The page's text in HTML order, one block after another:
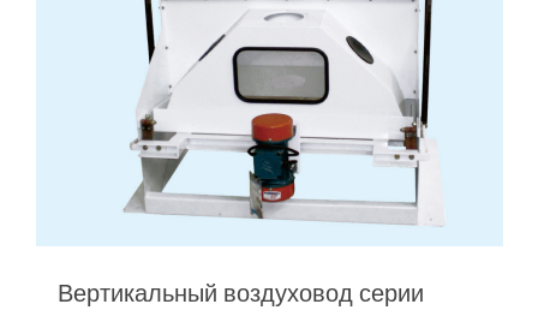
Вертикальный воздуховод серии